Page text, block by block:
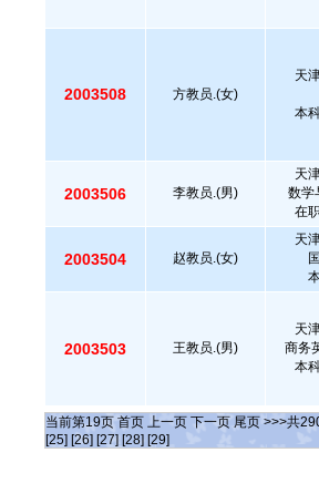
2003508 方教员.(女)
天
本
2003506 李教员.(男)
天
数学
在
2003504 赵教员.(女)
天
2003503 王教员.(男)
天
商务
本
当前第19页 首页 上一页 下一页 尾页 >>>共
[25] [26] [27] [28] [29]